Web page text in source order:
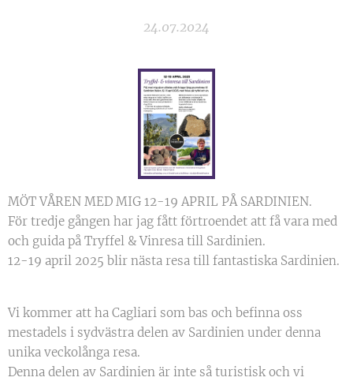
24.07.2024
MÖT VÅREN MED MIG 12-19 APRIL PÅ SARDINIEN.
För tredje gången har jag fått förtroendet att få vara med
och guida på Tryffel & Vinresa till Sardinien.
12-19 april 2025 blir nästa resa till fantastiska Sardinien.
Vi kommer att ha Cagliari som bas och befinna oss
mestadels i sydvästra delen av Sardinien under denna
unika veckolånga resa.
Denna delen av Sardinien är inte så turistisk och vi